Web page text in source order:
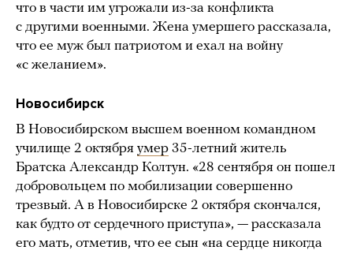
что в части им угрожали из-за конфликта
с другими военными. Жена умершего рассказала,
что ее муж был патриотом и ехал на войну
«с желанием».
Новосибирск
В Новосибирском высшем военном командном
училище 2 октября умер 35-летний житель
Братска Александр Колтун. «28 сентября он пошел
добровольцем по мобилизации совершенно
трезвый. А в Новосибирске 2 октября скончался,
как будто от сердечного приступа», — рассказала
его мать, отметив, что ее сын «на сердце никогда